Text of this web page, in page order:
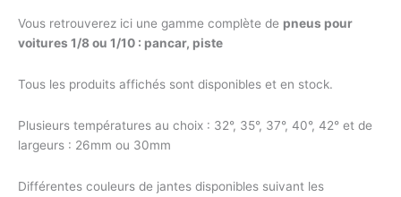
Vous retrouverez ici une gamme complète de pneus pour
voitures 1/8 ou 1/10 : pancar, piste
Tous les produits affichés sont disponibles et en stock.
Plusieurs températures au choix : 32°, 35°, 37°, 40°, 42° et de
largeurs : 26mm ou 30mm
Différentes couleurs de jantes disponibles suivant les